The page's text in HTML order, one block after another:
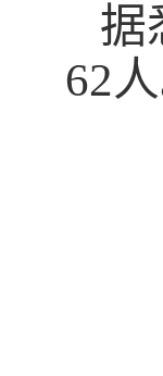
据
62人